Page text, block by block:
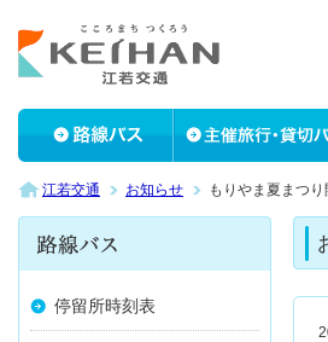
江若交通 お知らせ もりやま夏まつ
停留所時刻表